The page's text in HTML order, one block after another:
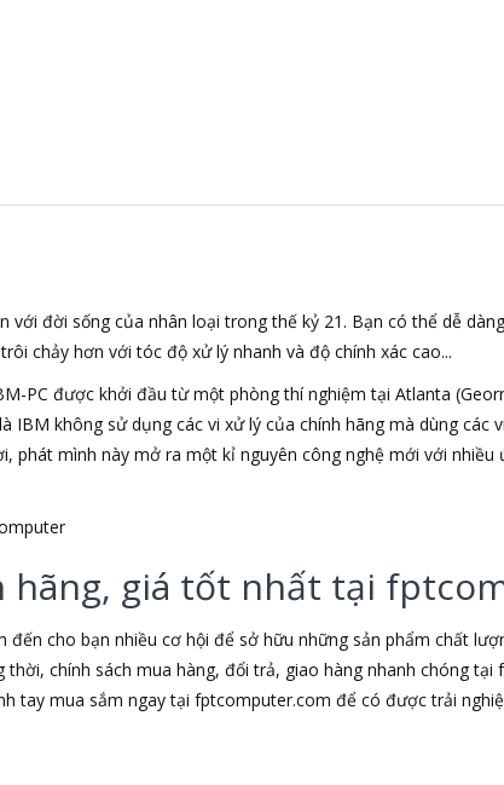
đời sống của nhân loại trong thế kỷ 21. Bạn có thể dễ
chảy hơn với tóc độ xử lý nhanh và độ chính xác cao...
PC được khởi đầu từ một phòng thí nghiệm tại Atlanta
không sử dụng các vi xử lý của chính hãng mà dùng các
mình này mở ra một kỉ nguyên công nghệ mới với
hãng, giá tốt nhất tại
cho bạn nhiều cơ hội để sở hữu những sản phẩm chất
chính sách mua hàng, đổi trả, giao hàng nhanh chóng
tay mua sắm ngay tại fptcomputer.com để có được trải